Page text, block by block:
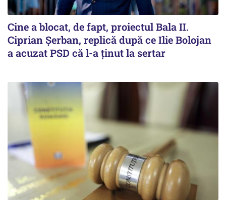
Cine a blocat, de fapt, proiectul Bala II.
Ciprian Șerban, replică după ce Ilie Bolojan
a acuzat PSD că l-a ținut la sertar